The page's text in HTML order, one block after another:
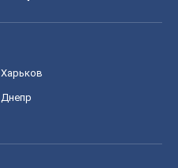
Харьков
Днепр